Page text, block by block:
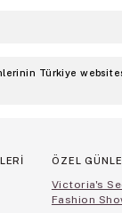
Türkiye
ÖZEL
Victoria's
Fashion